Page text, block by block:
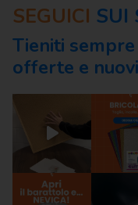
per
stampanti
Informatica
Prodotti
comunità
SEGUICI SUI
Tieniti
offerte e